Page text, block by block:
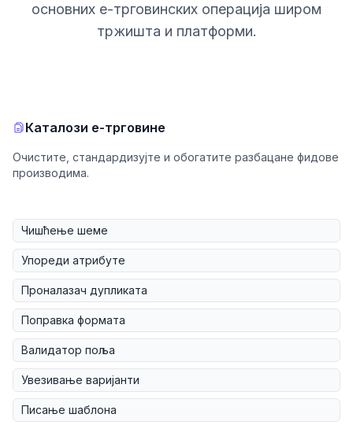
основних е-трговинских операција широм
тржишта и платформи.
Каталози е-трговине
Очистите, стандардизујте и обогатите разбацане фидове
производима.
Чишћење шеме
Упореди атрибуте
Проналазач дупликата
Поправка формата
Валидатор поља
Увезивање варијанти
Писање шаблона